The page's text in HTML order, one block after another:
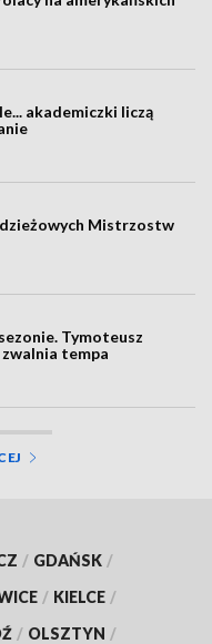
akademiczki liczą
Mistrzostw
Tymoteusz
tempa
/ GDAŃSK /
/ KIELCE /
/ OLSZTYN /